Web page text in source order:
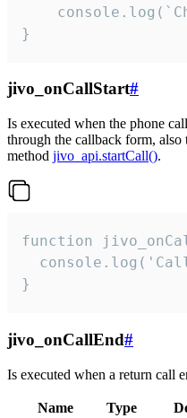
}
jivo_onCallStart#
Is executed when the phone
through the callback form,
method jivo_api.startCall().
function
}
jivo_onCallEnd#
Is executed when a return call
Name Type